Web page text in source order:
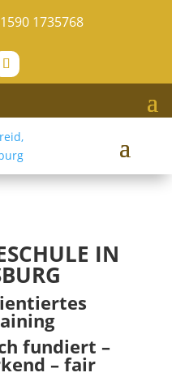
1735768
IN
fundiert –
– fair